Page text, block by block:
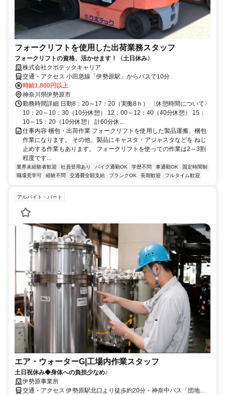
フォークリフトを使用した出荷業務スタッフ
フォークリフトの資格、活かせます！〈土日休み〉
株式会社クボテックキャリア
交通・アクセス 小田急線「伊勢原駅」からバスで10分
時給1,800円以上
神奈川県伊勢原市
勤務時間詳細 日勤8：20～17：20（実働8ｈ） 〈休憩時間について〉
10：20～10：30（10分休憩） 12：00～12：40（40分休憩） 15：
10～15：20（10分休憩） 計60分休...
仕事内容 梱包・出荷作業 フォークリフトを使用した製品運搬、梱包
作業になります。 その他、製品にキャスタ・アジャスタなどを ねじ
止めする作業もあります。 フォークリフトを使っての作業は2～3割
程度です...
業界未経験者歓迎 社員登用あり バイク通勤OK 学歴不問 車通勤OK
固定時間制
職場見学可
経験不問 交通費全額支給 ブランクOK 長期歓迎 フルタイム歓迎
アルバイト・パート
エア・ウォーターG|工場内作業スタッフ
土日祝休み◆身体への負担少なめ♪
伊勢原事業所
交通・アクセス 伊勢原駅北口より徒歩約20分・神奈中バス「団地